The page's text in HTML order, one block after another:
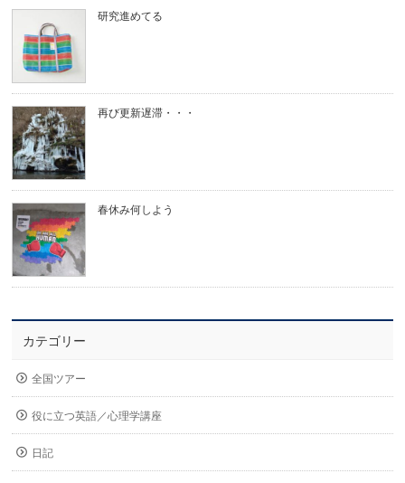
研究進めてる
再び更新遅滞・・・
春休み何しよう
カテゴリー
全国ツアー
役に立つ英語／心理学講座
日記